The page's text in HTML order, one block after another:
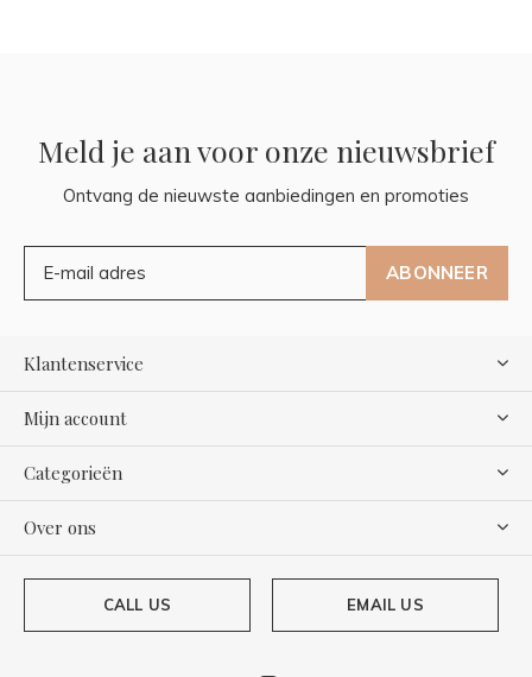
Meld je aan voor onze nieuwsbrief
Ontvang de nieuwste aanbiedingen en promoties
ABONNEER
Klantenservice
Mijn account
Categorieën
Over ons
CALL US EMAIL US